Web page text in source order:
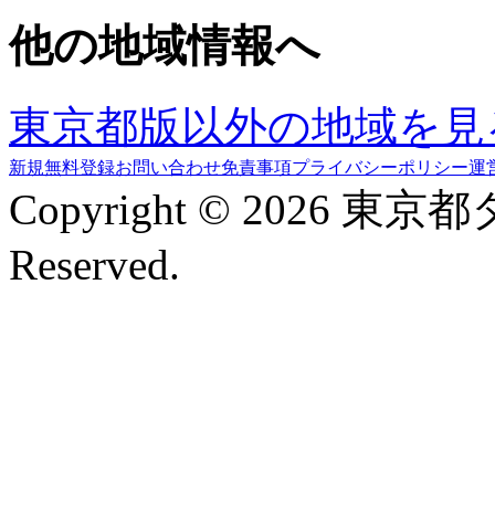
他の地域情報へ
東京都版以外の地域を
新規無料登録お問い合わせ免責事項プライバシーポリシー運
Copyright © 2026 東京
Reserved.